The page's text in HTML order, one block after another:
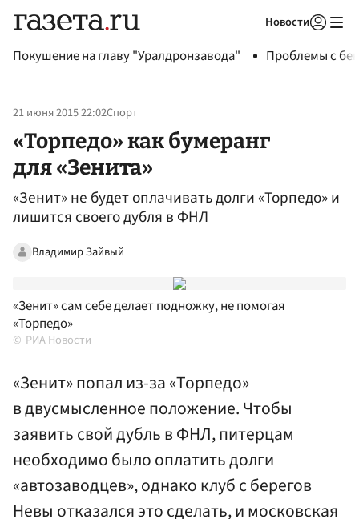
Новости
Покушение на главу "Уралдронзавода" Проблемы с
21 июня 2015 22:02Спорт
«Торпедо» как бумеранг
для «Зенита»
«Зенит» не будет оплачивать долги «Торпедо» и
лишится своего дубля в ФНЛ
Владимир Зайвый
«Зенит» сам себе делает подножку, не помогая
«Торпедо»
РИА Новости
«Зенит» попал из-за «Торпедо»
в двусмысленное положение. Чтобы
заявить свой дубль в ФНЛ, питерцам
необходимо было оплатить долги
«автозаводцев», однако клуб с берегов
Невы отказался это сделать, и московская